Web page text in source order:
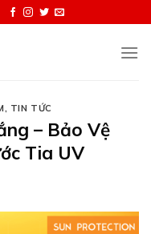
, TIN TỨC
– Bảo Vệ
Tia UV